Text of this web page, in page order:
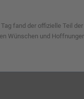
fand der offizielle Teil
Wünschen und